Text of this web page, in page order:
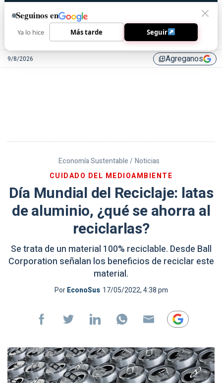
9/8/2026 library_addAgreganos
Economía Sustentable / Noticias
CUIDADO DEL MEDIOAMBIENTE
Día Mundial del Reciclaje: latas
de aluminio, ¿qué se ahorra al
reciclarlas?
Se trata de un material 100% reciclable. Desde Ball
Corporation señalan los beneficios de reciclar este
material.
PorEconoSus 17/05/2022, 4:38 pm
Seguinos en
Ya lo hice Más tarde Seguir